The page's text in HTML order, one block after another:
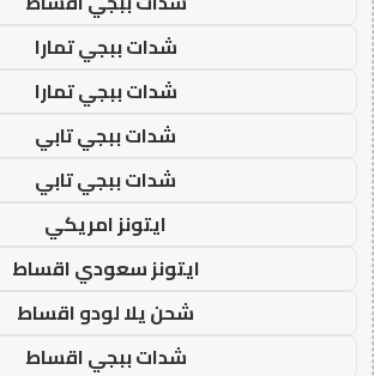
شدات ببجي تمارا
شدات ببجي تمارا
شدات ببجي تابي
شدات ببجي تابي
ايتونز امريكي
ايتونز سعودي اقساط
شحن يلا لودو اقساط
شدات ببجي اقساط